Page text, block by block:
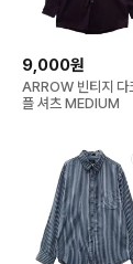
9,000원
ARROW 빈티지 다
플 셔츠 MEDIUM